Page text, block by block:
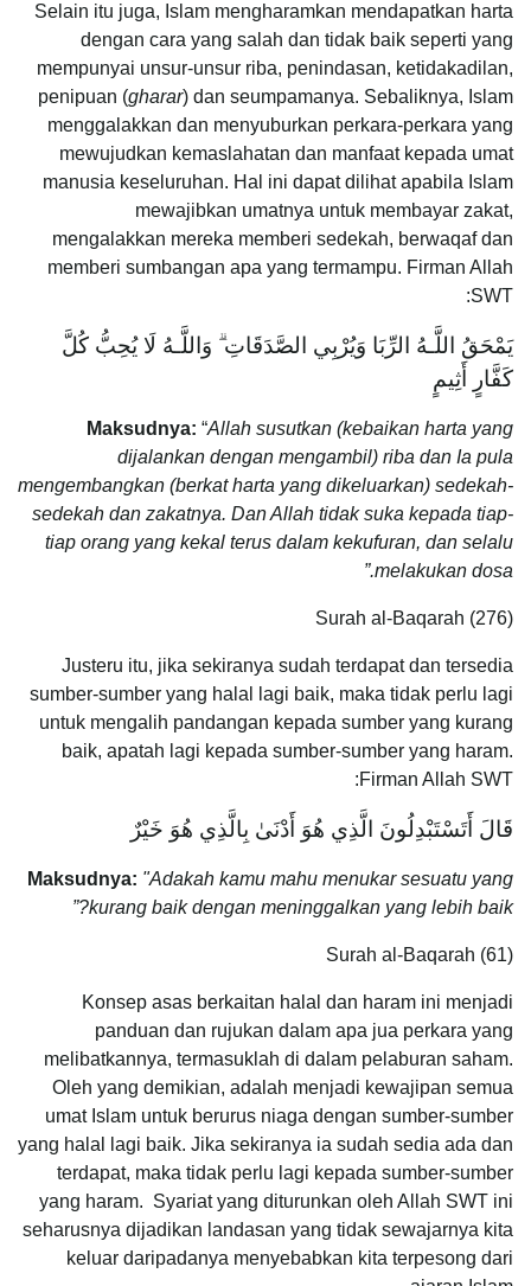
Selain itu juga, Islam mengharamkan mendapatkan harta
dengan cara yang salah dan tidak baik seperti yang
mempunyai unsur-unsur riba, penindasan, ketidakadilan,
penipuan (gharar) dan seumpamanya. Sebaliknya, Islam
menggalakkan dan menyuburkan perkara-perkara yang
mewujudkan kemaslahatan dan manfaat kepada umat
manusia keseluruhan. Hal ini dapat dilihat apabila Islam
mewajibkan umatnya untuk membayar zakat,
mengalakkan mereka memberi sedekah, berwaqaf dan
memberi sumbangan apa yang termampu. Firman Allah
SWT:
يَمْحَقُ اللَّـهُ الرِّبَا وَيُرْبِي الصَّدَقَاتِ ۗ وَاللَّـهُ لَا يُحِبُّ كُلَّ
كَفَّارٍ أَثِيمٍ
Maksudnya: “Allah susutkan (kebaikan harta yang
dijalankan dengan mengambil) riba dan Ia pula
mengembangkan (berkat harta yang dikeluarkan) sedekah-
sedekah dan zakatnya. Dan Allah tidak suka kepada tiap-
tiap orang yang kekal terus dalam kekufuran, dan selalu
melakukan dosa.”
Surah al-Baqarah (276)
Justeru itu, jika sekiranya sudah terdapat dan tersedia
sumber-sumber yang halal lagi baik, maka tidak perlu lagi
untuk mengalih pandangan kepada sumber yang kurang
baik, apatah lagi kepada sumber-sumber yang haram.
Firman Allah SWT:
قَالَ أَتَسْتَبْدِلُونَ الَّذِي هُوَ أَدْنَىٰ بِالَّذِي هُوَ خَيْرٌ
Maksudnya: "Adakah kamu mahu menukar sesuatu yang
kurang baik dengan meninggalkan yang lebih baik?”
Surah al-Baqarah (61)
Konsep asas berkaitan halal dan haram ini menjadi
panduan dan rujukan dalam apa jua perkara yang
melibatkannya, termasuklah di dalam pelaburan saham.
Oleh yang demikian, adalah menjadi kewajipan semua
umat Islam untuk berurus niaga dengan sumber-sumber
yang halal lagi baik. Jika sekiranya ia sudah sedia ada dan
terdapat, maka tidak perlu lagi kepada sumber-sumber
yang haram. Syariat yang diturunkan oleh Allah SWT ini
seharusnya dijadikan landasan yang tidak sewajarnya kita
keluar daripadanya menyebabkan kita terpesong dari